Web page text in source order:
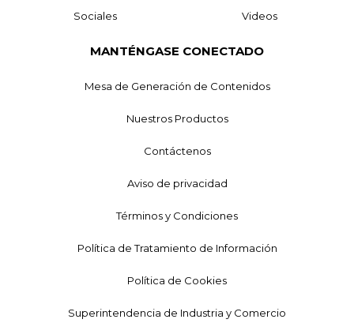
Sociales Videos
MANTÉNGASE CONECTADO
Mesa de Generación de Contenidos
Nuestros Productos
Contáctenos
Aviso de privacidad
Términos y Condiciones
Política de Tratamiento de Información
Política de Cookies
Superintendencia de Industria y Comercio